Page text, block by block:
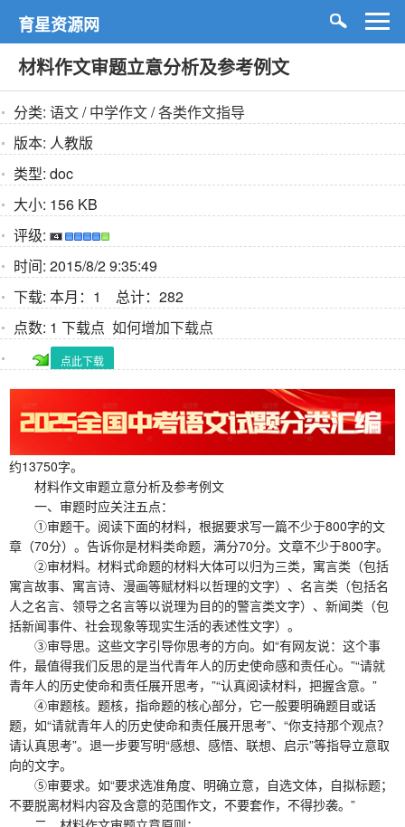
育星资源网
材料作文审题立意分析及参考例文
分类: 语文/中学作文/各类作文指导
版本: 人教版
类型: doc
大小: 156 KB
评级:
时间: 2015/8/2 9:35:49
下载: 本月：1 总计：282
点数: 1 下载点 如何增加下载点
点此下载
约13750字。
材料作文审题立意分析及参考例文
一、审题时应关注五点：
①审题干。阅读下面的材料，根据要求写一篇不少于800字的文
章（70分）。告诉你是材料类命题，满分70分。文章不少于800字。
②审材料。材料式命题的材料大体可以归为三类，寓言类（包括
寓言故事、寓言诗、漫画等赋材料以哲理的文字）、名言类（包括名
人之名言、领导之名言等以说理为目的的警言类文字）、新闻类（包
括新闻事件、社会现象等现实生活的表述性文字）。
③审导思。这些文字引导你思考的方向。如“有网友说：这个事
件，最值得我们反思的是当代青年人的历史使命感和责任心。”“请就
青年人的历史使命和责任展开思考，”“认真阅读材料，把握含意。”
④审题核。题核，指命题的核心部分，它一般要明确题目或话
题，如“请就青年人的历史使命和责任展开思考”、“你支持那个观点？
请认真思考”。退一步要写明“感想、感悟、联想、启示”等指导立意取
向的文字。
⑤审要求。如“要求选准角度、明确立意，自选文体，自拟标题；
不要脱离材料内容及含意的范围作文，不要套作，不得抄袭。”